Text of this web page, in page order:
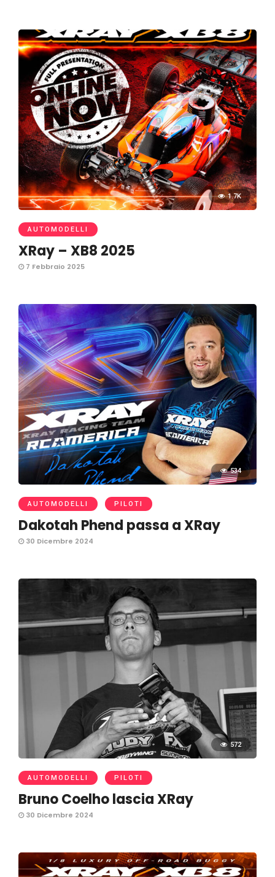
1.7K
AUTOMODELLI
XRay – XB8 2025
7 Febbraio 2025
534
AUTOMODELLI PILOTI
Dakotah Phend passa a XRay
30 Dicembre 2024
572
AUTOMODELLI PILOTI
Bruno Coelho lascia XRay
30 Dicembre 2024